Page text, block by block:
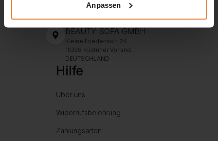
Anpassen
kontakt@beautysofa24.de
Mo-Fr. Von 8 - 16 Uhr
BEAUTY SOFA GMBH
Kleine Friedensstr. 24
15328 Küstriner Vorland
DEUTSCHLAND
Hilfe
Über uns
Widerrufsbelehrung
Zahlungsarten